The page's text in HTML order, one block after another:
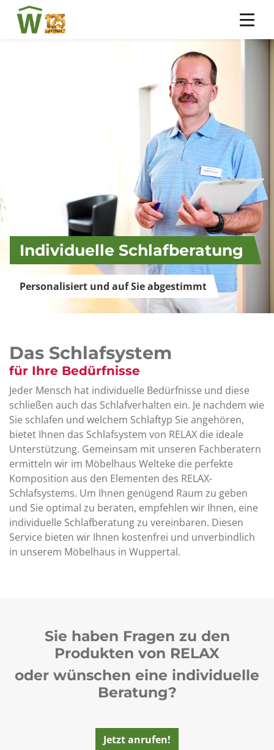
Individuelle Schlafberatung
Personalisiert und auf Sie abgestimmt
Das Schlafsystem
für Ihre Bedürfnisse
Jeder Mensch hat individuelle Bedürfnisse und diese
schließen auch das Schlafverhalten ein. Je nachdem wie
Sie schlafen und welchem Schlaftyp Sie angehören,
bietet Ihnen das Schlafsystem von RELAX die ideale
Unterstützung. Gemeinsam mit unseren Fachberatern
ermitteln wir im Möbelhaus Welteke die perfekte
Komposition aus den Elementen des RELAX-
Schlafsystems. Um Ihnen genügend Raum zu geben
und Sie optimal zu beraten, empfehlen wir Ihnen, eine
individuelle Schlafberatung zu vereinbaren. Diesen
Service bieten wir Ihnen kostenfrei und unverbindlich
in unserem Möbelhaus in Wuppertal.
Sie haben Fragen zu den
Produkten von RELAX
oder wünschen eine individuelle
Beratung?
Jetzt anrufen!